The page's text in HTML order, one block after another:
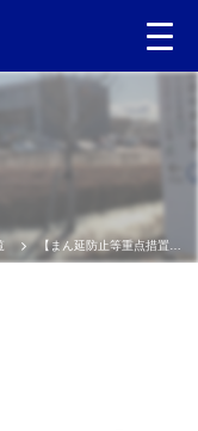
【まん延防止等重点措置に伴うお知らせ】